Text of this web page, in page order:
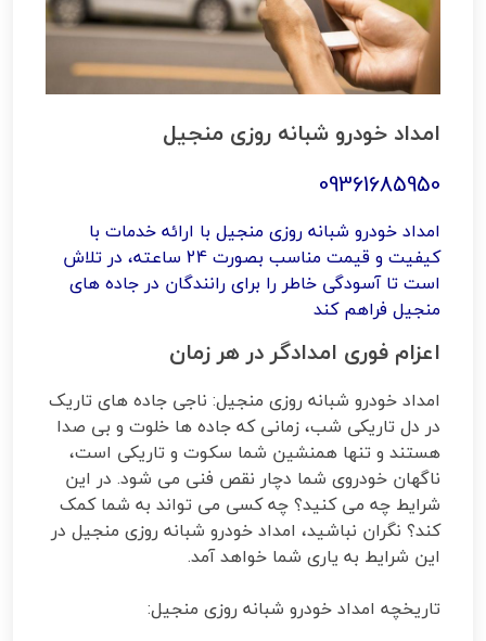
امداد خودرو شبانه روزی منجیل
09361685950
امداد خودرو شبانه روزی منجیل با ارائه خدمات با
کیفیت و قیمت مناسب بصورت 24 ساعته، در تلاش
است تا آسودگی خاطر را برای رانندگان در جاده های
منجیل فراهم کند
اعزام فوری امدادگر در هر زمان
امداد خودرو شبانه روزی منجیل: ناجی جاده های تاریک
در دل تاریکی شب، زمانی که جاده ها خلوت و بی صدا
هستند و تنها همنشین شما سکوت و تاریکی است،
ناگهان خودروی شما دچار نقص فنی می شود. در این
شرایط چه می کنید؟ چه کسی می تواند به شما کمک
کند؟ نگران نباشید، امداد خودرو شبانه روزی منجیل در
این شرایط به یاری شما خواهد آمد.
تاریخچه امداد خودرو شبانه روزی منجیل: